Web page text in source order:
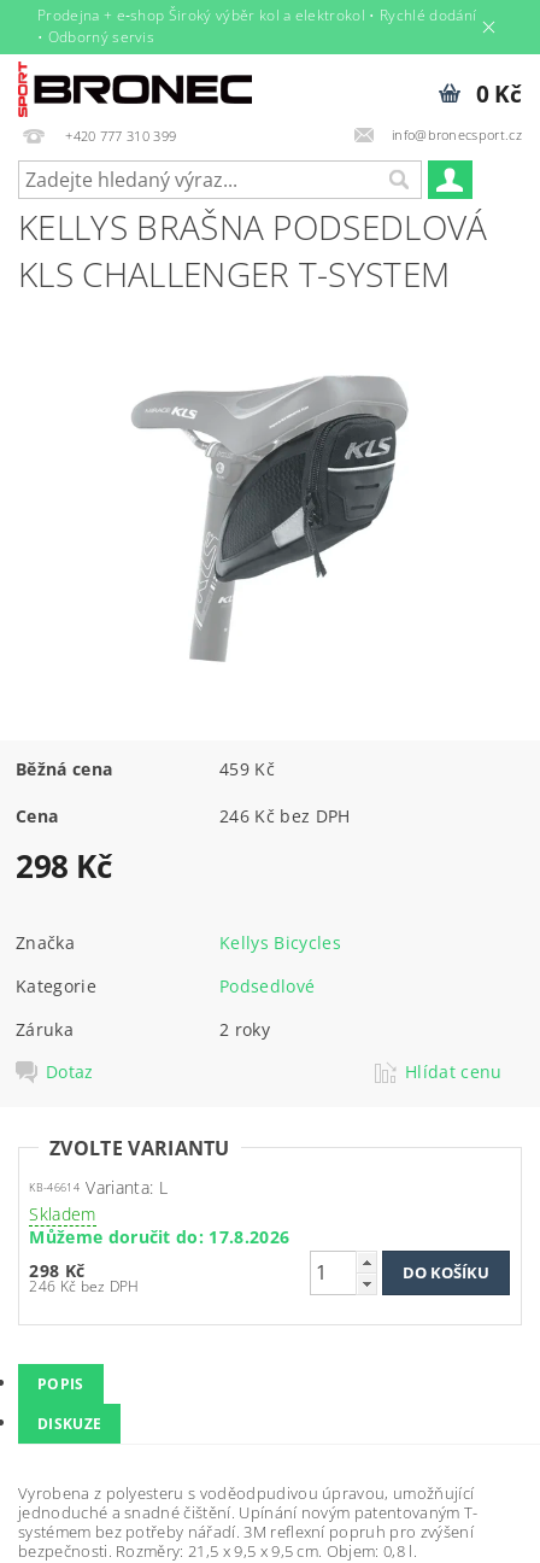
Prodejna + e‑shop Široký výběr kol a elektrokol • Rychlé dodání
• Odborný servis
+420 777 310 399 info@bronecsport.cz
0 Kč
KELLYS BRAŠNA PODSEDLOVÁ
KLS CHALLENGER T-SYSTEM
Běžná cena 459 Kč
Cena 246 Kč bez DPH
298 Kč
Značka
Kellys Bicycles
Kategorie
Podsedlové
Záruka
2 roky
Dotaz
Hlídat cenu
ZVOLTE VARIANTU
KB-46614 Varianta: L
Skladem
Můžeme doručit do: 17.8.2026
298 Kč
246 Kč bez DPH
POPIS
DISKUZE
Vyrobena z polyesteru s voděodpudivou úpravou, umožňující
jednoduché a snadné čištění. Upínání novým patentovaným T-
systémem bez potřeby nářadí. 3M reflexní popruh pro zvýšení
bezpečnosti. Rozměry: 21,5 x 9,5 x 9,5 cm. Objem: 0,8 l.